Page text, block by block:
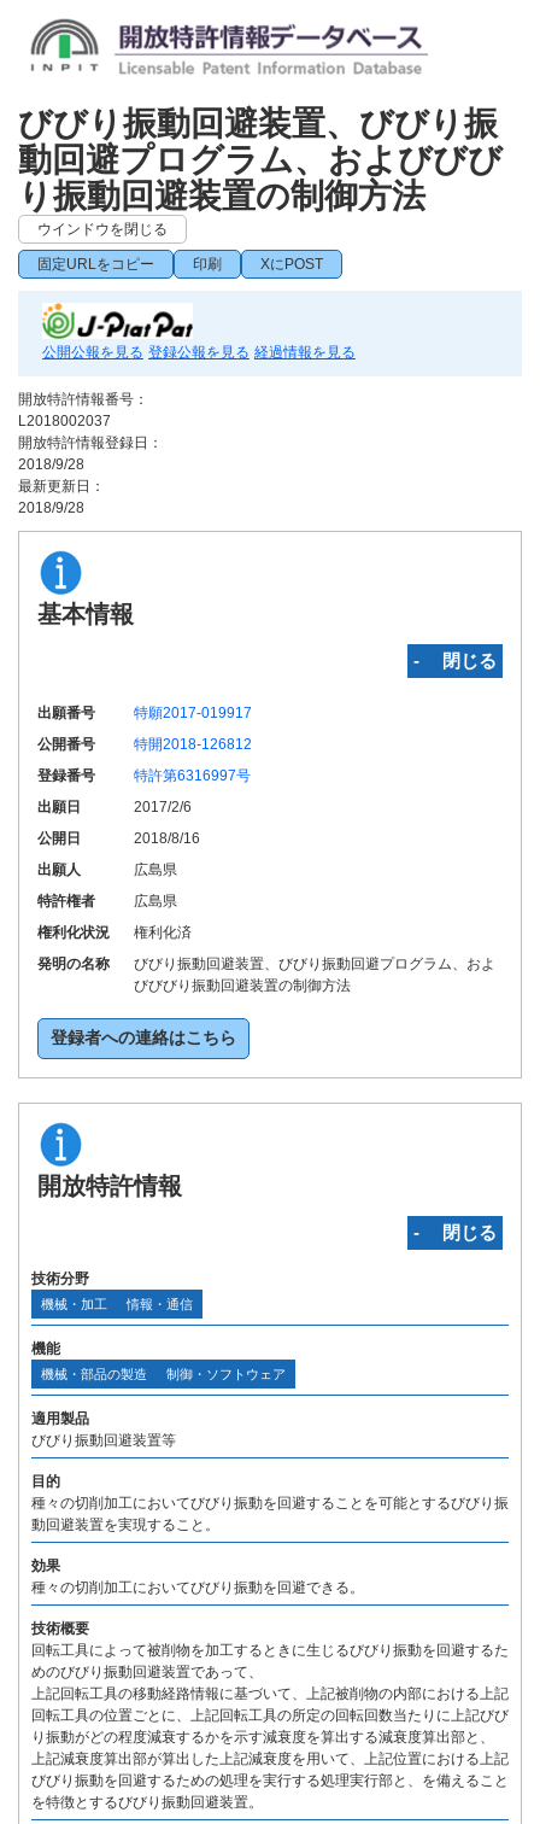
びびり振動回避装置、びびり振
動回避プログラム、およびびび
り振動回避装置の制御方法
ウインドウを閉じる
固定URLをコピー 印刷 XにPOST
公開公報を見る 登録公報を見る 経過情報を見る
開放特許情報番号：
L2018002037
開放特許情報登録日：
2018/9/28
最新更新日：
2018/9/28
基本情報
‐ 閉じる
出願番号
特願2017-019917
公開番号
特開2018-126812
登録番号
特許第6316997号
出願日
2017/2/6
公開日
2018/8/16
出願人
広島県
特許権者
広島県
権利化状況
権利化済
発明の名称
びびり振動回避装置、びびり振動回避プログラム、およ
びびびり振動回避装置の制御方法
登録者への連絡はこちら
開放特許情報
‐ 閉じる
技術分野
機械・加工 情報・通信
機能
機械・部品の製造 制御・ソフトウェア
適用製品
びびり振動回避装置等
目的
種々の切削加工においてびびり振動を回避することを可能とするびびり振
動回避装置を実現すること。
効果
種々の切削加工においてびびり振動を回避できる。
技術概要
回転工具によって被削物を加工するときに生じるびびり振動を回避するた
めのびびり振動回避装置であって、
上記回転工具の移動経路情報に基づいて、上記被削物の内部における上記
回転工具の位置ごとに、上記回転工具の所定の回転回数当たりに上記びび
り振動がどの程度減衰するかを示す減衰度を算出する減衰度算出部と、
上記減衰度算出部が算出した上記減衰度を用いて、上記位置における上記
びびり振動を回避するための処理を実行する処理実行部と、を備えること
を特徴とするびびり振動回避装置。